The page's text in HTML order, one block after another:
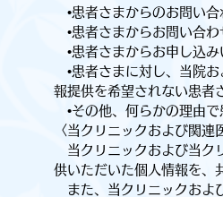
•患者さまからのお問い合
•患者さまからお問い合わ
•患者さまからお申し込み
•患者さまに対し、当院お
報提供を希望されない患者
•その他、何らかの理由で
〈当クリニックおよび関連
当クリニックおよび当ク
供いただいた個人情報を、
また、当クリニックおよ